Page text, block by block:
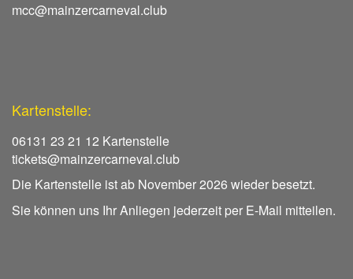
mcc@mainzercarneval.club
Kartenstelle:
06131 23 21 12 Kartenstelle
tickets@mainzercarneval.club
Die Kartenstelle ist ab November 2026 wieder besetzt.
Sie können uns Ihr Anliegen jederzeit per E-Mail mitteilen.